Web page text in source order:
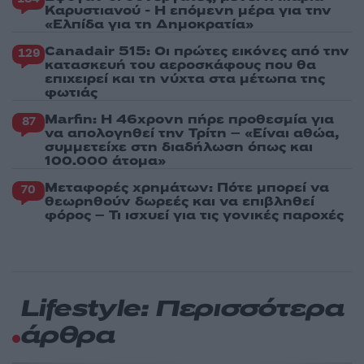
Καρυστιανού - Η επόμενη μέρα για την
«Ελπίδα για τη Δημοκρατία»
129 Canadair 515: Οι πρώτες εικόνες από την
κατασκευή του αεροσκάφους που θα
επιχειρεί και τη νύχτα στα μέτωπα της
φωτιάς
87 Marfin: Η 46χρονη πήρε προθεσμία για
να απολογηθεί την Τρίτη – «Είναι αθώα,
συμμετείχε στη διαδήλωση όπως και
100.000 άτομα»
70 Μεταφορές χρημάτων: Πότε μπορεί να
θεωρηθούν δωρεές και να επιβληθεί
φόρος – Τι ισχυεί για τις γονικές παροχές
Lifestyle: Περισσότερα
άρθρα